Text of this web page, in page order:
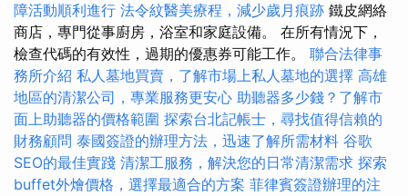
障活動順利進行 法令紋醫美療程，減少歲月痕跡 鐵皮網絡
商店，專門從事廚房，浴室和家庭設備。 在所有情況下，
檢查代碼的有效性，過期的優惠券可能工作。 聯合法律事
務所介紹 私人墓地買賣，了解市場上私人墓地的選擇 高雄
地區的清潔公司，專業服務更安心 助聽器多少錢？了解市
面上助聽器的價格範圍 探索台北記帳士，尋找值得信賴的
財務顧問 泰國簽證的辦理方法，迅速了解所需材料 谷歌
SEO的最佳實踐 清潔工服務，解決您的日常清潔需求 探索
buffet外燴價格，選擇最適合的方案 菲律賓簽證辦理的注